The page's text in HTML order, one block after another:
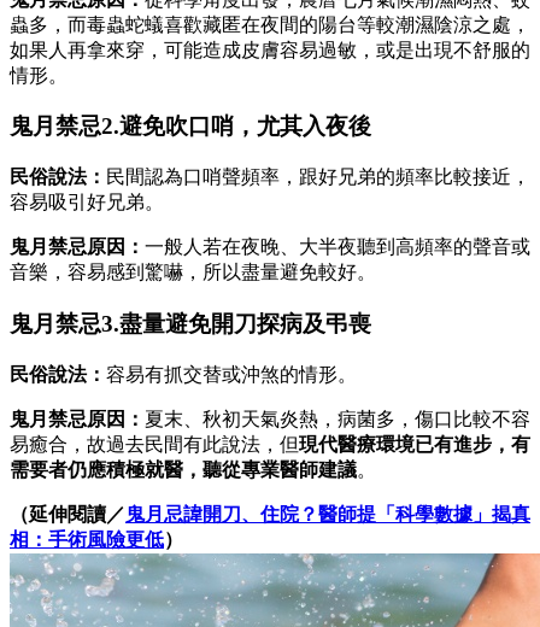
蟲多，而毒蟲蛇蟻喜歡藏匿在夜間的陽台等較潮濕陰涼之處，
如果人再拿來穿，可能造成皮膚容易過敏，或是出現不舒服的
情形。
鬼月禁忌2.避免吹口哨，尤其入夜後
民俗說法： 民間認為口哨聲頻率，跟好兄弟的頻率比較接近，
容易吸引好兄弟。
鬼月禁忌原因： 一般人若在夜晚、大半夜聽到高頻率的聲音或
音樂，容易感到驚嚇，所以盡量避免較好。
鬼月禁忌3.盡量避免開刀探病及弔喪
民俗說法： 容易有抓交替或沖煞的情形。
鬼月禁忌原因： 夏末、秋初天氣炎熱，病菌多，傷口比較不容
易癒合，故過去民間有此說法，但現代醫療環境已有進步，有
需要者仍應積極就醫，聽從專業醫師建議。
（延伸閱讀／鬼月忌諱開刀、住院？醫師提「科學數據」揭真
相：手術風險更低）